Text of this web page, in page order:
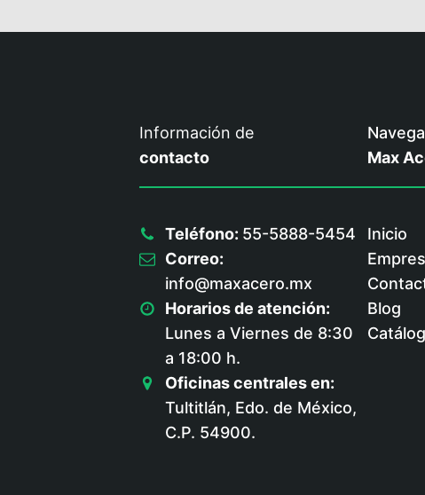
Información de
contacto
Teléfono: 55-5888-5454
Correo:
info@maxacero.mx
Horarios de atención:
Lunes a Viernes de 8:30
a 18:00 h.
Oficinas centrales en:
Tultitlán, Edo. de México,
C.P. 54900.
Max
Inicio
Blog